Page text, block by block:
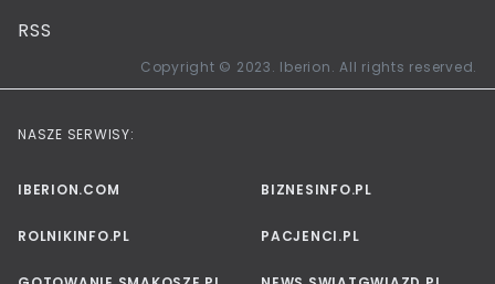
RSS
Copyright © 2023. Iberion. All rights reserved.
NASZE SERWISY:
IBERION.COM BIZNESINFO.PL
ROLNIKINFO.PL PACJENCI.PL